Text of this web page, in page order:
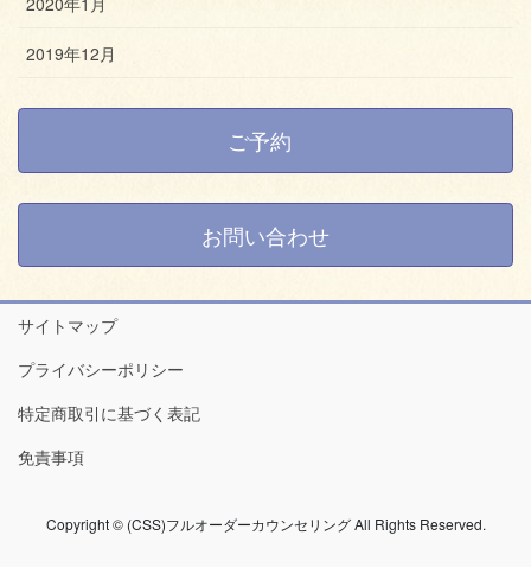
2019年12月
ご予約
お問い合わせ
サイトマップ
プライバシーポリシー
特定商取引に基づく表記
免責事項
Copyright © (CSS)フルオーダーカウンセリング All Rights Reserved.